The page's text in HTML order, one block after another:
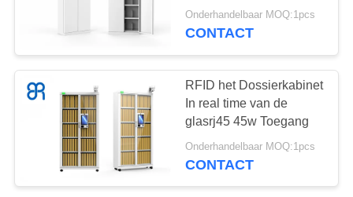
archieven/dossier/
920 ~ 925MHz
Onderhandelbaar MOQ:1pcs
CONTACT
RFID het Dossierkabinet
In real time van de
glasrj45 45w Toegang
Onderhandelbaar MOQ:1pcs
CONTACT